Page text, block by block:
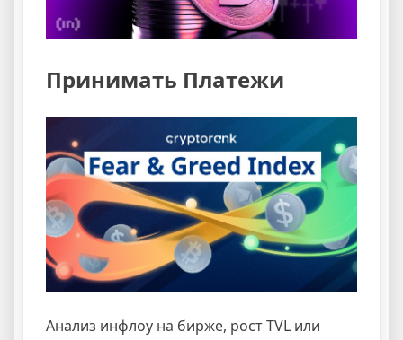
Принимать Платежи
Анализ инфлоу на бирже, рост TVL или